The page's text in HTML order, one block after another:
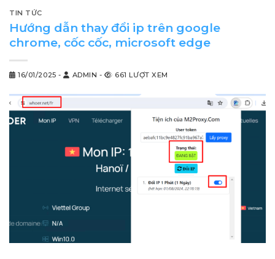
TIN TỨC
Hướng dẫn thay đổi ip trên google
chrome, cốc cốc, microsoft edge
16/01/2025 - ADMIN - 661 LƯỢT XEM